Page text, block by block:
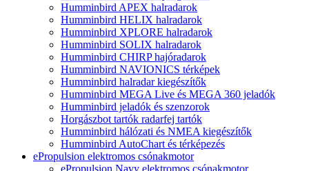
Humminbird APEX halradarok
Humminbird HELIX halradarok
Humminbird XPLORE halradarok
Humminbird SOLIX halradarok
Humminbird CHIRP hajóradarok
Humminbird NAVIONICS térképek
Humminbird halradar kiegészítők
Humminbird MEGA Live és MEGA 360 jeladók
Humminbird jeladók és szenzorok
Horgászbot tartók radarfej tartók
Humminbird hálózati és NMEA kiegészítők
Humminbird AutoChart és térképezés
ePropulsion elektromos csónakmotor
ePropulsion Navy elektromos csónakmotor